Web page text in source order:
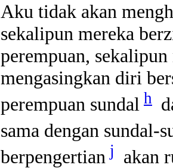
Aku tidak akan
sekalipun mereka
perempuan,
mengasingkan diri
perempuan sundal h
sama dengan sundal-
berpengertian j akan